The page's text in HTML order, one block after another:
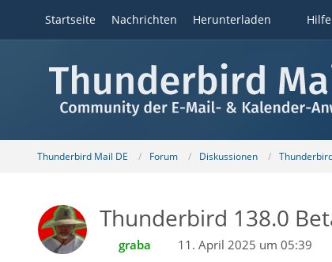
Startseite Nachrichten Herunterladen
Thunderbird Mail DE Forum Diskussionen
Thunderbird 138.0
graba 11. April 2025 um 05:39